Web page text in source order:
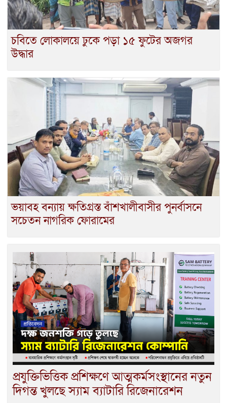
চবিতে লোকালয়ে ঢুকে পড়া ১৫ ফুটের অজগর
উদ্ধার
ভয়াবহ বন্যায় ক্ষতিগ্রস্ত বাঁশখালীবাসীর পুনর্বাসনে
সচেতন নাগরিক ফোরামের
প্রযুক্তিভিত্তিক প্রশিক্ষণে আত্মকর্মসংস্থানের নতুন
দিগন্ত খুলছে স্যাম ব্যাটারি রিজেনারেশন